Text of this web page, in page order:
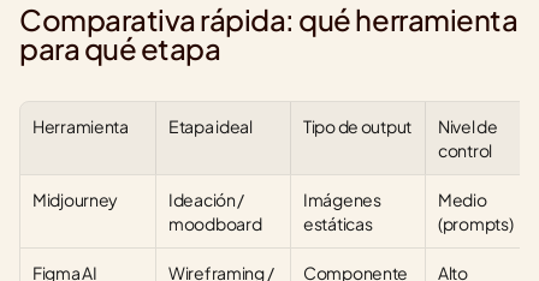
Comparativa rápida: qué herramienta
para qué etapa
Herramienta Etapa ideal Tipo de output
Nivel de
control
Midjourney
Ideación /
moodboard
Imágenes
estáticas
Medio
(prompts)
Figma AI Wireframing / Componente Alto